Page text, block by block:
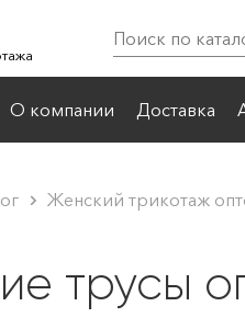
О компании Доставка
Для женщин
Бриджи, легинсы
Брюки женские
Женский трикотаж
трусы